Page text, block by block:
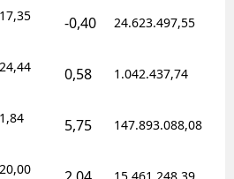
17,35 -0,40 24.623.497,55
24,44 0,58 1.042.437,74
1,84 5,75 147.893.088,08
20,00 15.461.248,39